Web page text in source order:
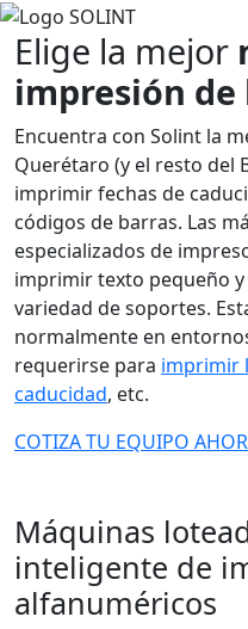
Elige la mejor
impresión de
Encuentra con Solint la
Querétaro (y el resto del
imprimir fechas de
códigos de barras. Las
especializados de
imprimir texto pequeño
variedad de soportes.
normalmente en
requerirse para imprimir
caducidad, etc.
COTIZA TU EQUIPO
Máquinas
inteligente de
alfanuméricos